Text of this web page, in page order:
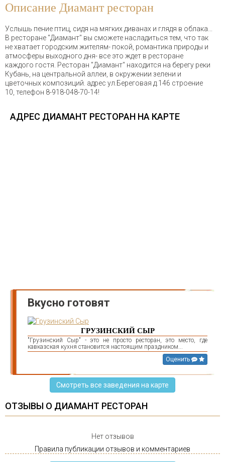
Описание Диамант ресторан
Услышь пение птиц, сидя на мягких диванах и глядя в облака...
В ресторане "Диамант" вы сможете насладиться тем, что так
не хватает городским жителям- покой, романтика природы и
атмосферы выходного дня- все это ждет в ресторане
каждого гостя. Ресторан "Диамант" находится на берегу реки
Кубань, на центральной аллеи, в окружении зелени и
цветочных композиций. адрес ул.Береговая д.146 строение
10, телефон 8-918-048-70-14!
АДРЕС ДИАМАНТ РЕСТОРАН НА КАРТЕ
Вкусно готовят
ГРУЗИНСКИЙ СЫР
"Грузинский Сыр" - это не просто ресторан, это место, где
кавказская кухня становится настоящим праздником...
Оценить
Смотреть все заведения на карте
ОТЗЫВЫ О ДИАМАНТ РЕСТОРАН
Нет отзывов
Правила публикации отзывов и комментариев